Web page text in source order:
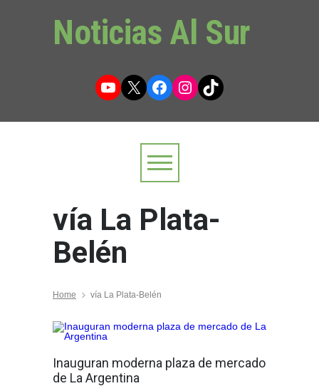
Noticias Al Sur
YouTube
X Facebook
Instagram
TikTok
vía La Plata-
Belén
Home vía La Plata-Belén
Inauguran moderna plaza de mercado
de La Argentina